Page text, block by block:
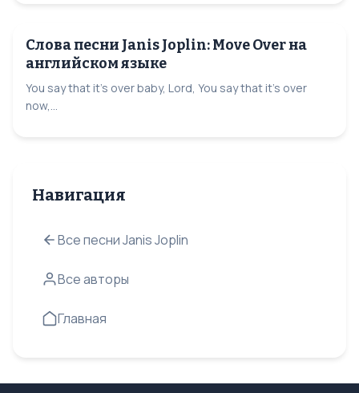
Слова песни Janis Joplin: Move Over на
английском языке
You say that it's over baby, Lord, You say that it's over
now,...
Навигация
Все песни Janis Joplin
Все авторы
Главная